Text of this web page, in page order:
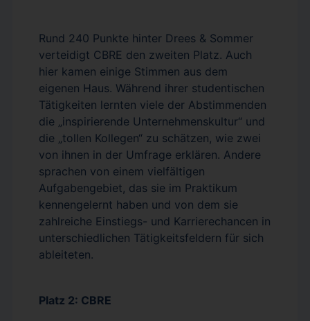
Rund 240 Punkte hinter Drees & Sommer
verteidigt CBRE den zweiten Platz. Auch
hier kamen einige Stimmen aus dem
eigenen Haus. Während ihrer studentischen
Tätigkeiten lernten viele der Abstimmenden
die „inspirierende Unternehmenskultur“ und
die „tollen Kollegen“ zu schätzen, wie zwei
von ihnen in der Umfrage erklären. Andere
sprachen von einem vielfältigen
Aufgabengebiet, das sie im Praktikum
kennengelernt haben und von dem sie
zahlreiche Einstiegs- und Karrierechancen in
unterschiedlichen Tätigkeitsfeldern für sich
ableiteten.
Platz 2: CBRE